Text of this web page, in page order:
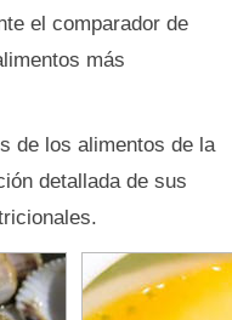
el comparador de
más
de los alimentos de la
detallada de sus